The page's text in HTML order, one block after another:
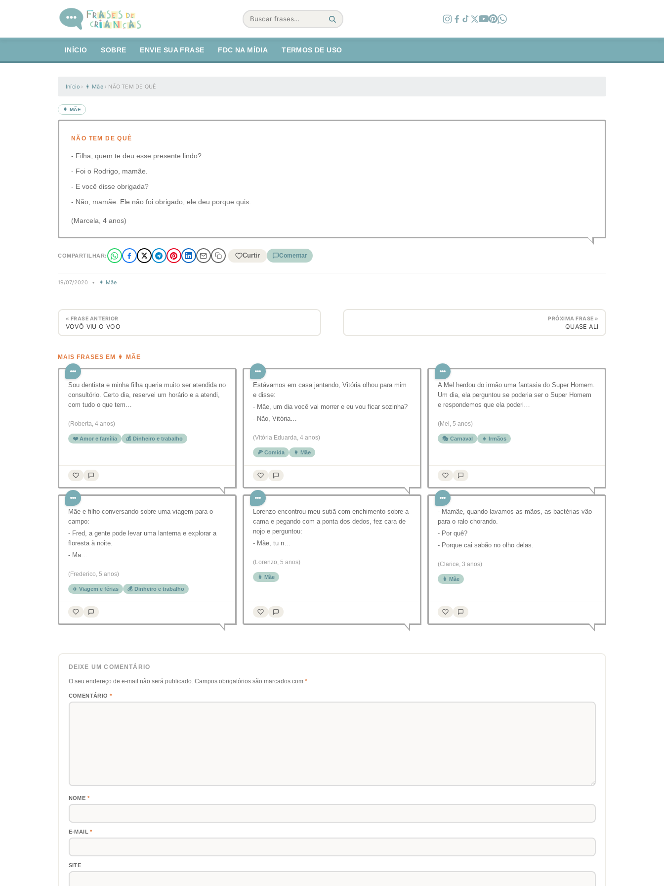
Buscar
INÍCIO SOBRE ENVIE SUA FRASE FDC NA MÍDIA TERMOS DE USO
Início › 👩 Mãe › NÃO TEM DE QUÊ
👩 MÃE
NÃO TEM DE QUÊ
- Filha, quem te deu esse presente lindo?
- Foi o Rodrigo, mamãe.
- E você disse obrigada?
- Não, mamãe. Ele não foi obrigado, ele deu porque quis.
(Marcela, 4 anos)
COMPARTILHAR: Curtir Comentar
19/07/2020 • 👩 Mãe
« FRASE ANTERIOR
VOVÔ VIU O VOO
PRÓXIMA FRASE »
QUASE ALI
MAIS FRASES EM 👩 MÃE
Sou dentista e minha filha queria muito ser atendida no
consultório. Certo dia, reservei um horário e a atendi,
com tudo o que tem…
(Roberta, 4 anos)
❤️ Amor e família 💰 Dinheiro e trabalho
Estávamos em casa jantando, Vitória olhou para mim
e disse:
- Mãe, um dia você vai morrer e eu vou ficar sozinha?
- Não, Vitória…
(Vitória Eduarda, 4 anos)
🍕 Comida 👩 Mãe
A Mel herdou do irmão uma fantasia do Super Homem.
Um dia, ela perguntou se poderia ser o Super Homem
e respondemos que ela poderi…
(Mel, 5 anos)
🎭 Carnaval 👧 Irmãos
Mãe e filho conversando sobre uma viagem para o
campo:
- Fred, a gente pode levar uma lanterna e explorar a
floresta à noite.
- Ma…
(Frederico, 5 anos)
✈️ Viagem e férias 💰 Dinheiro e trabalho
Lorenzo encontrou meu sutiã com enchimento sobre a
cama e pegando com a ponta dos dedos, fez cara de
nojo e perguntou:
- Mãe, tu n…
(Lorenzo, 5 anos)
👩 Mãe
- Mamãe, quando lavamos as mãos, as bactérias vão
para o ralo chorando.
- Por quê?
- Porque cai sabão no olho delas.
(Clarice, 3 anos)
👩 Mãe
DEIXE UM COMENTÁRIO
O seu endereço de e-mail não será publicado. Campos obrigatórios são marcados com *
COMENTÁRIO *
NOME *
E-MAIL*
SITE